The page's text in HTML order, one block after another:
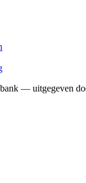
— uitgegeven